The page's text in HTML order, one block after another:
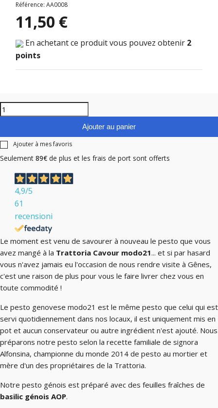
Référence: AA0008
11,50 €
En achetant ce produit vous pouvez obtenir 2
points
Ajouter au panier
Ajouter à mes favoris
Seulement 89€ de plus et les frais de port sont offerts
4,9/5
61
recensioni
Le moment est venu de savourer à nouveau le pesto que vous
avez mangé à la Trattoria Cavour modo21... et si par hasard
vous n'avez jamais eu l'occasion de nous rendre visite à Gênes,
c'est une raison de plus pour vous le faire livrer chez vous en
toute commodité !
Le pesto genovese modo21 est le même pesto que celui qui est
servi quotidiennement dans nos locaux, il est uniquement mis en
pot et aucun conservateur ou autre ingrédient n'est ajouté. Nous
préparons notre pesto selon la recette familiale de signora
Alfonsina, championne du monde 2014 de pesto au mortier et
mère d'un des propriétaires de la Trattoria.
Notre pesto génois est préparé avec des feuilles fraîches de
basilic génois AOP.